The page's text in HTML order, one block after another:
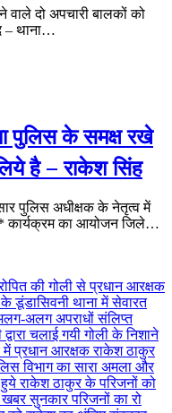
दो अपचारी बालकों को
– थाना…
पुलिस के समक्ष रखे
है – राकेश सिंह
पुलिस अधीक्षक के नेतृत्व में
कार्यक्रम का आयोजन जिले…